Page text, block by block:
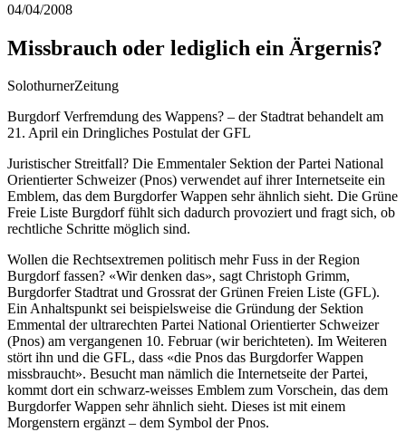
04/04/2008
Missbrauch oder lediglich ein Ärgernis?
SolothurnerZeitung
Burgdorf Verfremdung des Wappens? – der Stadtrat behandelt am
21. April ein Dringliches Postulat der GFL
Juristischer Streitfall? Die Emmentaler Sektion der Partei National
Orientierter Schweizer (Pnos) verwendet auf ihrer Internetseite ein
Emblem, das dem BurgdorferWappen sehr ähnlich sieht. Die Grüne
Freie Liste Burgdorf fühlt sich dadurch provoziert und fragt sich, ob
rechtliche Schritte möglich sind.
Wollen die Rechtsextremen politisch mehr Fuss in der Region
Burgdorf fassen? «Wir denken das», sagt Christoph Grimm,
Burgdorfer Stadtrat und Grossrat der Grünen Freien Liste (GFL).
Ein Anhaltspunkt sei beispielsweise die Gründung der Sektion
Emmental der ultrarechten Partei National Orientierter Schweizer
(Pnos) am vergangenen 10. Februar (wir berichteten). Im Weiteren
stört ihn und die GFL, dass «die Pnos das Burgdorfer Wappen
missbraucht». Besucht man nämlich die Internetseite der Partei,
kommt dort ein schwarz-weisses Emblem zum Vorschein, das dem
Burgdorfer Wappen sehr ähnlich sieht. Dieses ist mit einem
Morgenstern ergänzt – dem Symbol der Pnos.